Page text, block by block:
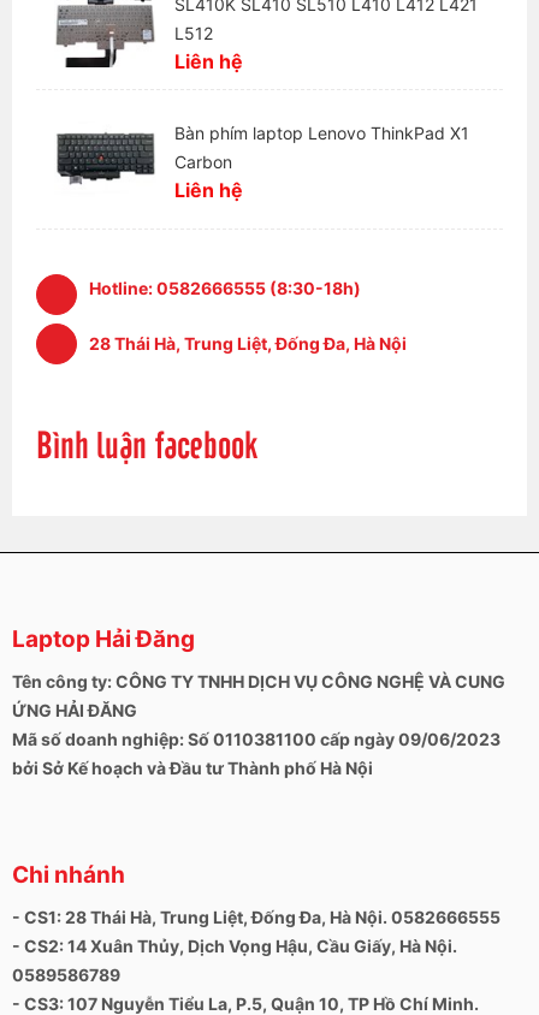
SL410K SL410 SL510 L410 L412 L421
L512
Liên hệ
Bàn phím laptop Lenovo ThinkPad X1
Carbon
Liên hệ
Hotline:0582666555 (8:30-18h)
28 Thái Hà, Trung Liệt, Đống Đa, Hà Nội
Bình luận facebook
Laptop Hải Đăng
Tên công ty: CÔNG TY TNHH DỊCH VỤ CÔNG NGHỆ VÀ CUNG
ỨNG HẢI ĐĂNG
Mã số doanh nghiệp: Số 0110381100 cấp ngày 09/06/2023
bởi Sở Kế hoạch và Đầu tư Thành phố Hà Nội
Chi nhánh
- CS1: 28 Thái Hà, Trung Liệt, Đống Đa, Hà Nội. 0582666555
- CS2: 14 Xuân Thủy, Dịch Vọng Hậu, Cầu Giấy, Hà Nội.
0589586789
- CS3: 107 Nguyễn Tiểu La, P.5, Quận 10, TP Hồ Chí Minh.